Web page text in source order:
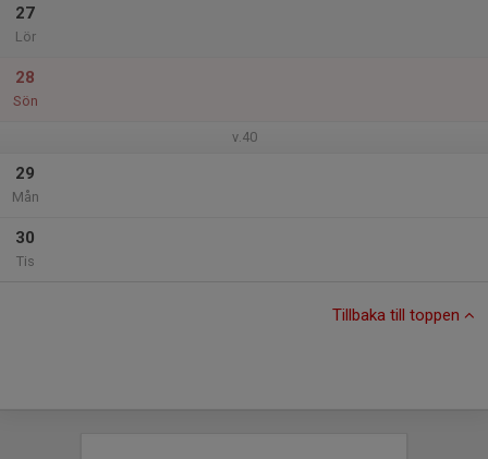
27
Lör
28
Sön
v.40
29
Mån
30
Tis
Tillbaka till toppen